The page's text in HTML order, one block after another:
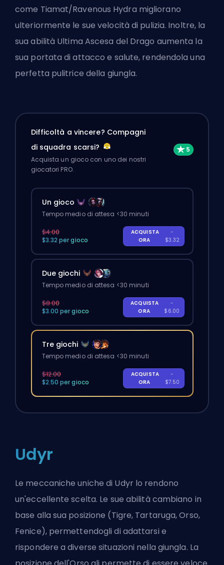
come Tiamat/Ravenous Hydra migliorano
ulteriormente le sue velocità di pulizia. Inoltre, la
sua abilità Ultima Ascesa del Drago aumenta la
sua portata di attacco e salute, rendendola una
perfetta pulitrice della giungla.
Difficoltà a vincere? Compagni
di squadra scarsi?
Acquista un gioco con uno dei nostri
giocatori PRO.
Un gioco
Tempo medio di attesa <30 minuti
$4.00
$3.32 per gioco
ACQUISTA
ORA
-
$3.32
Due giochi
Tempo medio di attesa <30 minuti
$8.00
$3.00 per gioco
ACQUISTA
ORA
-
$6.00
Tre giochi
Tempo medio di attesa <30 minuti
$12.00
$2.50 per gioco
ACQUISTA
ORA
-
$7.50
Udyr
Le meccaniche uniche di Udyr lo rendono
un'eccellente scelta. Le sue abilità cambiano in
base alla sua posizione (Tigre, Tartaruga, Orso,
Fenice), permettendogli di adattarsi e
rispondere a diverse situazioni nella giungla. La